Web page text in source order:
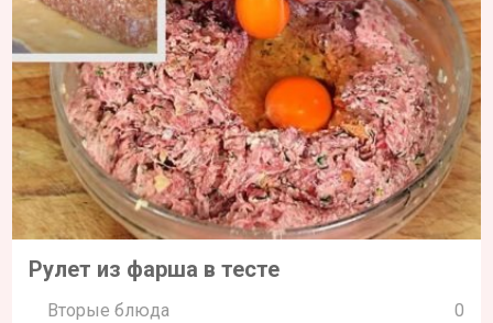
Рулет из фарша в тесте
Вторые блюда 0